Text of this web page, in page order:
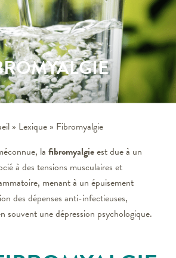
» Lexique» Fibromyalgie
la fibromyalgieest due à un
à des tensions musculaires et
menant à un épuisement
des dépenses anti-infectieuses,
souvent une dépression psychologique.